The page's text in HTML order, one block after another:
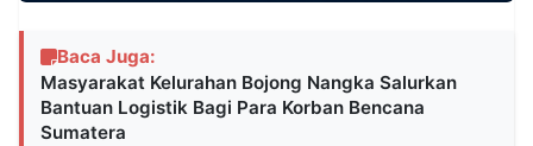
Baca Juga:
Masyarakat Kelurahan Bojong Nangka Salurkan
Bantuan Logistik Bagi Para Korban Bencana
Sumatera